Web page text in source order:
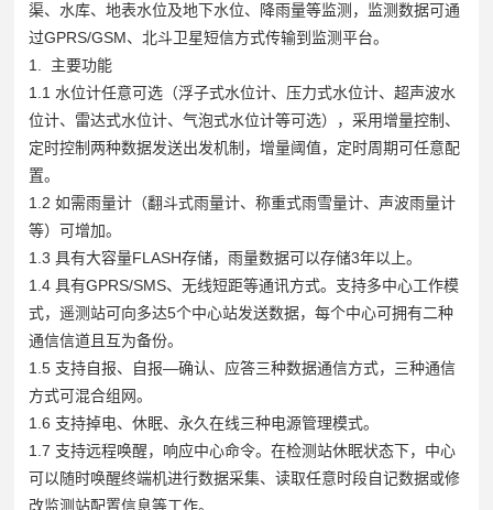
渠、水库、地表水位及地下水位、降雨量等监测，监测数据可通
过GPRS/GSM、北斗卫星短信方式传输到监测平台。
1. 主要功能
1.1 水位计任意可选（浮子式水位计、压力式水位计、超声波水
位计、雷达式水位计、气泡式水位计等可选），采用增量控制、
定时控制两种数据发送出发机制，增量阈值，定时周期可任意配
置。
1.2 如需雨量计（翻斗式雨量计、称重式雨雪量计、声波雨量计
等）可增加。
1.3 具有大容量FLASH存储，雨量数据可以存储3年以上。
1.4 具有GPRS/SMS、无线短距等通讯方式。支持多中心工作模
式，遥测站可向多达5个中心站发送数据，每个中心可拥有二种
通信信道且互为备份。
1.5 支持自报、自报—确认、应答三种数据通信方式，三种通信
方式可混合组网。
1.6 支持掉电、休眠、永久在线三种电源管理模式。
1.7 支持远程唤醒，响应中心命令。在检测站休眠状态下，中心
可以随时唤醒终端机进行数据采集、读取任意时段自记数据或修
改监测站配置信息等工作。